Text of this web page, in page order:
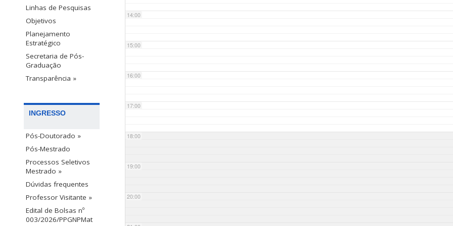
Linhas de Pesquisas
Objetivos
Planejamento
Estratégico
Secretaria de Pós-
Graduação
Transparência »
INGRESSO
Pós-Doutorado »
Pós-Mestrado
Processos Seletivos
Mestrado »
Dúvidas frequentes
Professor Visitante »
Edital de Bolsas nº
003/2026/PPGNPMat
14:00
15:00
16:00
17:00
18:00
19:00
20:00